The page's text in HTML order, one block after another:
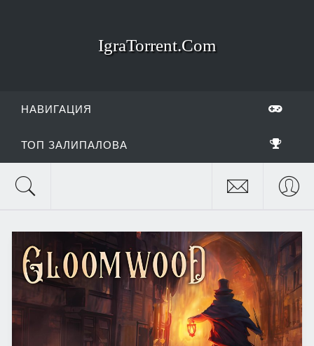
IgraTorrent.Com
НАВИГАЦИЯ
ТОП ЗАЛИПАЛОВА